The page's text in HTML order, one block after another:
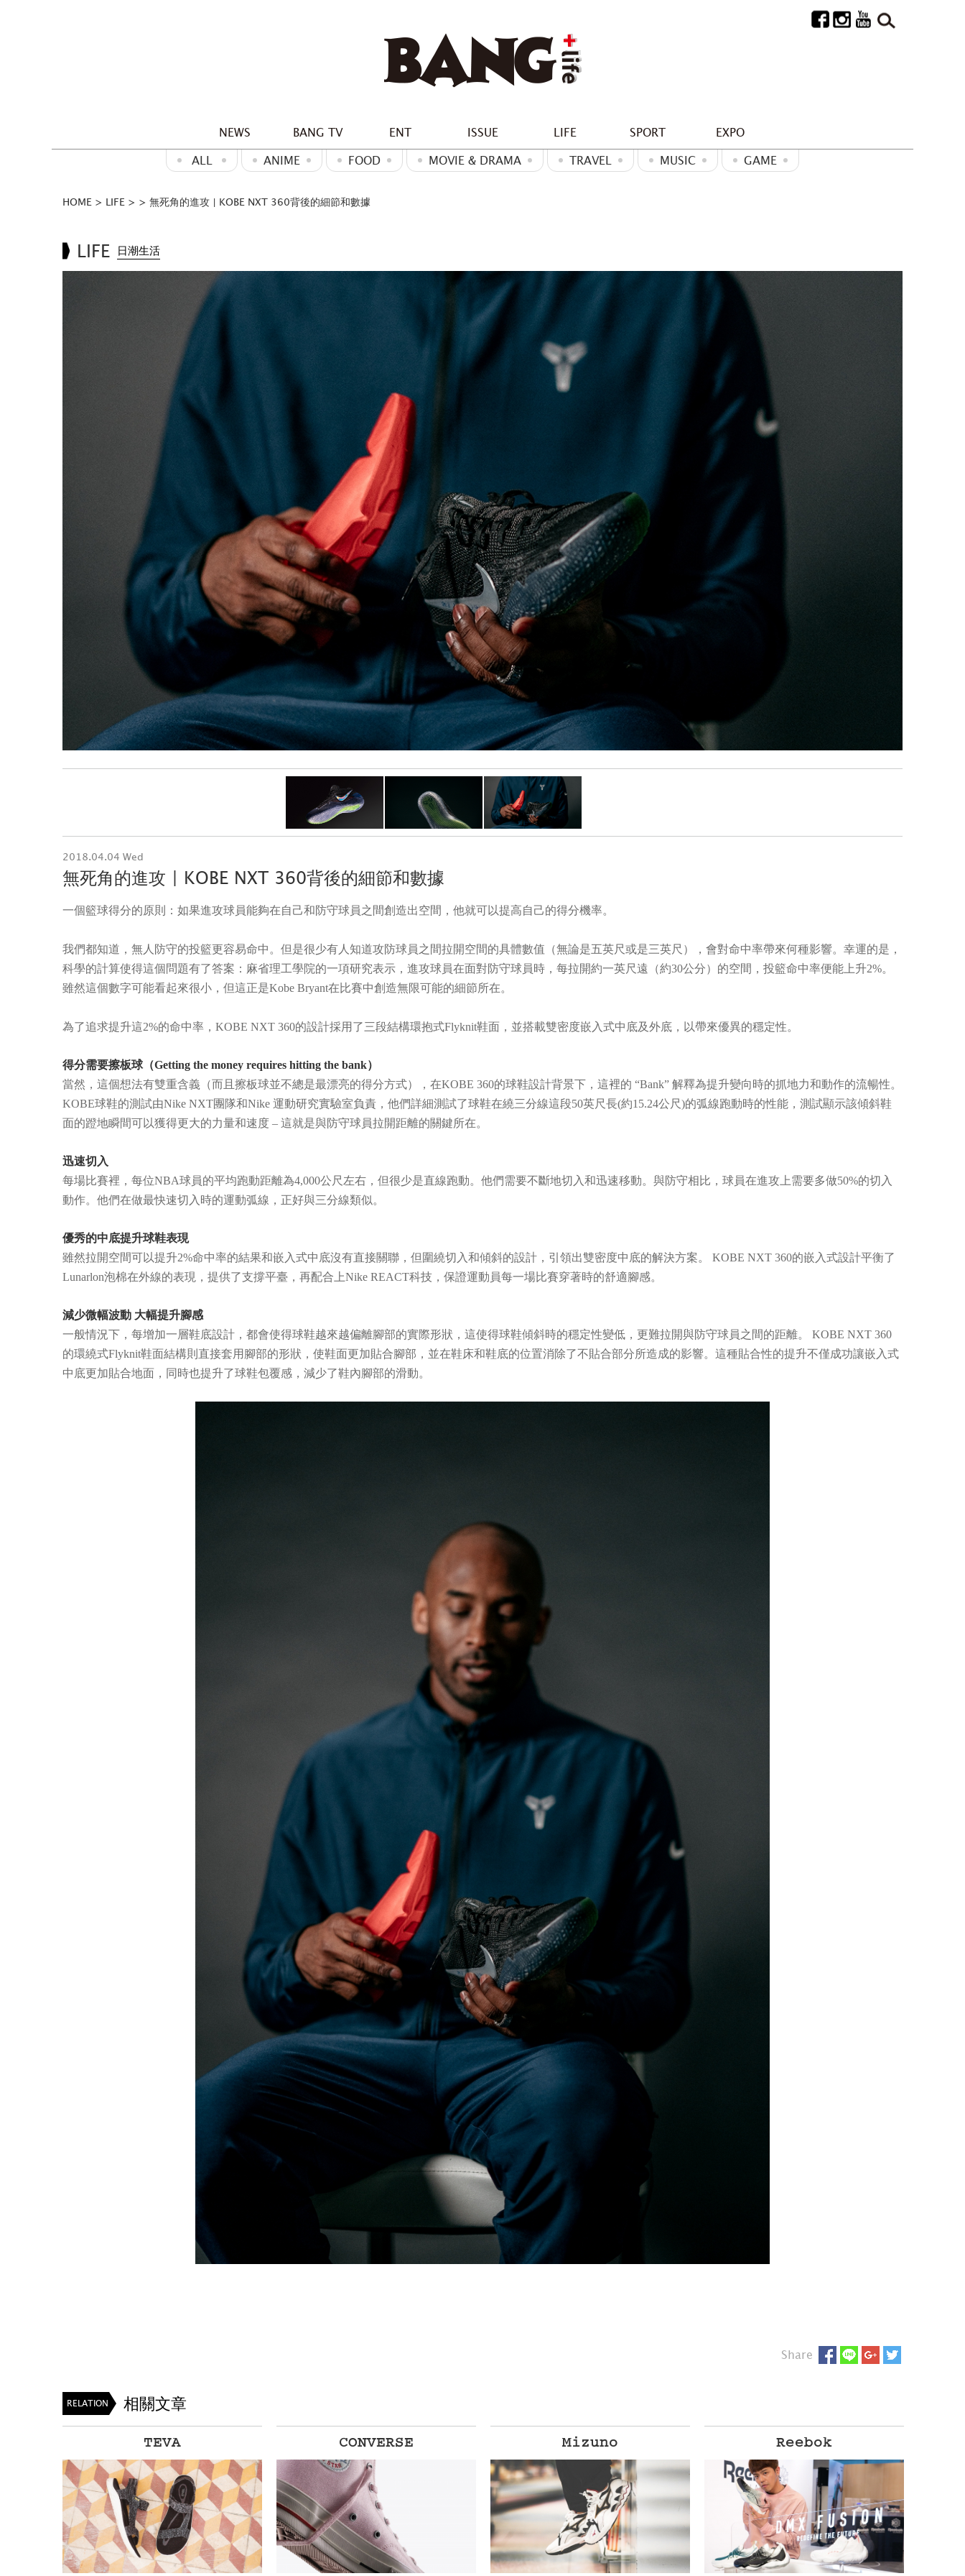
NEWS BANG TV ENT ISSUE LIFE SPORT EXPO
ALL ANIME FOOD MOVIE & DRAMA TRAVEL MUSIC GAME
HOME > LIFE > > 無死角的進攻 | KOBE NXT 360背後的細節和數據
LIFE 日潮生活
2018.04.04 Wed
無死角的進攻 | KOBE NXT 360背後的細節和數據
一個籃球得分的原則：如果進攻球員能夠在自己和防守球員之間創造出空間，他就可以提高自己的得分機率。
我們都知道，無人防守的投籃更容易命中。但是很少有人知道攻防球員之間拉開空間的具體數值（無論是五英尺或是三英尺），會對命中率帶來何種影響。幸運的是，
科學的計算使得這個問題有了答案：麻省理工學院的一項研究表示，進攻球員在面對防守球員時，每拉開約一英尺遠（約30公分）的空間，投籃命中率便能上升2%。
雖然這個數字可能看起來很小，但這正是Kobe Bryant在比賽中創造無限可能的細節所在。
為了追求提升這2%的命中率，KOBE NXT 360的設計採用了三段結構環抱式Flyknit鞋面，並搭載雙密度嵌入式中底及外底，以帶來優異的穩定性。
得分需要擦板球（Getting the money requires hitting the bank）
當然，這個想法有雙重含義（而且擦板球並不總是最漂亮的得分方式），在KOBE 360的球鞋設計背景下，這裡的 “Bank” 解釋為提升變向時的抓地力和動作的流暢性。
KOBE球鞋的測試由Nike NXT團隊和Nike 運動研究實驗室負責，他們詳細測試了球鞋在繞三分線這段50英尺長(約15.24公尺)的弧線跑動時的性能，測試顯示該傾斜鞋
面的蹬地瞬間可以獲得更大的力量和速度 – 這就是與防守球員拉開距離的關鍵所在。
迅速切入
每場比賽裡，每位NBA球員的平均跑動距離為4,000公尺左右，但很少是直線跑動。他們需要不斷地切入和迅速移動。與防守相比，球員在進攻上需要多做50%的切入
動作。他們在做最快速切入時的運動弧線，正好與三分線類似。
優秀的中底提升球鞋表現
雖然拉開空間可以提升2%命中率的結果和嵌入式中底沒有直接關聯，但圍繞切入和傾斜的設計，引領出雙密度中底的解決方案。 KOBE NXT 360的嵌入式設計平衡了
Lunarlon泡棉在外線的表現，提供了支撐平臺，再配合上Nike REACT科技，保證運動員每一場比賽穿著時的舒適腳感。
減少微幅波動 大幅提升腳感
一般情況下，每增加一層鞋底設計，都會使得球鞋越來越偏離腳部的實際形狀，這使得球鞋傾斜時的穩定性變低，更難拉開與防守球員之間的距離。 KOBE NXT 360
的環繞式Flyknit鞋面結構則直接套用腳部的形狀，使鞋面更加貼合腳部，並在鞋床和鞋底的位置消除了不貼合部分所造成的影響。這種貼合性的提升不僅成功讓嵌入式
中底更加貼合地面，同時也提升了球鞋包覆感，減少了鞋內腳部的滑動。
Share
RELATION 相關文章
TEVA CONVERSE Mizuno Reebok